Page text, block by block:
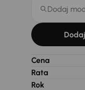
Dodaj
Cena
Rata
Rok